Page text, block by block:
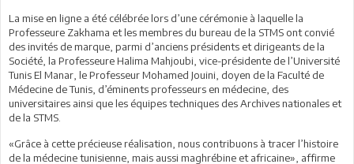
La mise en ligne a été célébrée lors d’une cérémonie à laquelle la
Professeure Zakhama et les membres du bureau de la STMS ont convié
des invités de marque, parmi d’anciens présidents et dirigeants de la
Société, la Professeure Halima Mahjoubi, vice-présidente de l’Université
Tunis El Manar, le Professeur Mohamed Jouini, doyen de la Faculté de
Médecine de Tunis, d’éminents professeurs en médecine, des
universitaires ainsi que les équipes techniques des Archives nationales et
de la STMS.
«Grâce à cette précieuse réalisation, nous contribuons à tracer l’histoire
de la médecine tunisienne, mais aussi maghrébine et africaine», affirme